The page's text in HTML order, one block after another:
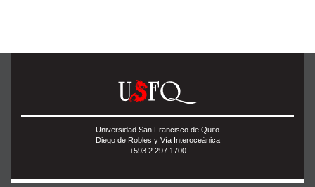
Universidad San Francisco de Quito
Diego de Robles y Vía Interoceánica
+593 2 297 1700